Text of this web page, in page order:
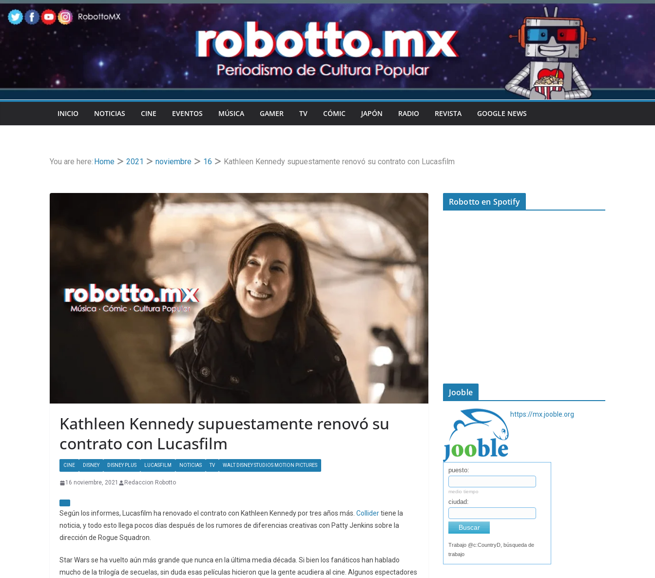
Skip
to
content
INICIO NOTICIAS CINE EVENTOS MÚSICA GAMER TV CÓMIC JAPÓN RADIO REVISTA GOOGLE NEWS
You are here: Home 2021 noviembre 16 Kathleen Kennedy supuestamente renovó su contrato con Lucasfilm
Kathleen Kennedy supuestamente renovó su
contrato con Lucasfilm
CINE DISNEY DISNEY PLUS LUCASFILM NOTICIAS TV WALT DISNEY STUDIOS MOTION PICTURES
16 noviembre, 2021 Redaccion Robotto
Según los informes, Lucasfilm ha renovado el contrato con Kathleen Kennedy por tres años más. Collidertiene la
noticia, y todo esto llega pocos días después de los rumores de diferencias creativas con Patty Jenkins sobre la
dirección de Rogue Squadron.
Star Wars se ha vuelto aún más grande que nunca en la última media década. Si bien los fanáticos han hablado
mucho de la trilogía de secuelas, sin duda esas películas hicieron que la gente acudiera al cine. Algunos espectadores
Robotto en Spotify
Jooble
https://mx.jooble.org
puesto:
medio tiempo
ciudad:
Buscar
Trabajo @c:CountryD, búsqueda de
trabajo